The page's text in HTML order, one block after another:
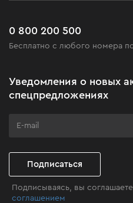
Черная пятница
Клуб мастерства
Часто задаваемые вопросы
0 800 200 500
Бесплатно с любого номера
Уведомления о новых
спецпредложениях
Подписаться
Подписываясь, вы
соглашением